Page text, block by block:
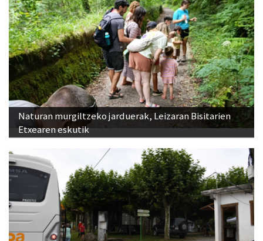
Naturan murgiltzeko jarduerak, Leizaran Bisitarien
Etxearen eskutik